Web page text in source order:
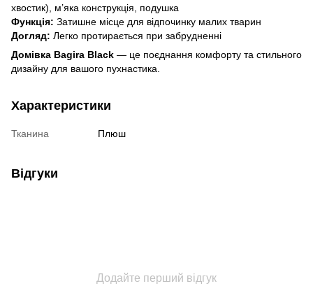
хвостик), м’яка конструкція, подушка
Функція: Затишне місце для відпочинку малих тварин
Догляд: Легко протирається при забрудненні
Домівка Bagira Black — це поєднання комфорту та стильного
дизайну для вашого пухнастика.
Характеристики
Тканина Плюш
Відгуки
Додайте перший відгук